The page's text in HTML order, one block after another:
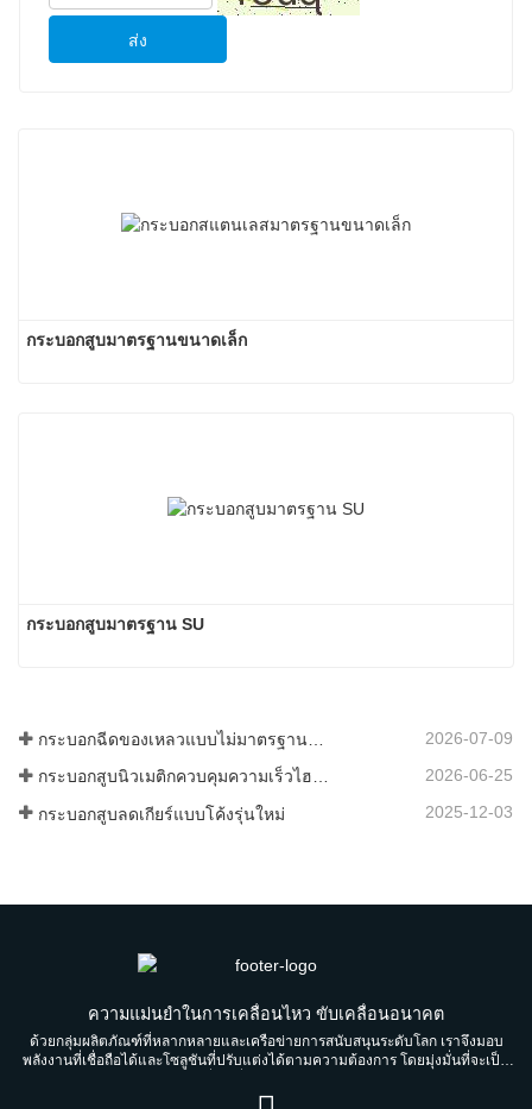
ส่ง
กระบอกสูบมาตรฐานขนาดเล็ก
กระบอกสูบมาตรฐาน SU
2026-07-09
กระบอกสูบนิวเมติกควบคุมความเร็วไฮดรอลิก: โซลูชันการเคลื่อนที่ไร้แรงกระแทกที่เสถียรสำหรับอุปกรณ์อัตโนมัติ 2026-06-25
กระบอกสูบลดเกียร์แบบโค้งรุ่นใหม่ 2025-12-03
ความแม่นยำในการเคลื่อนไหว ขับเคลื่อนอนาคต
ด้วยกลุ่มผลิตภัณฑ์ที่หลากหลายและเครือข่ายการสนับสนุนระดับโลก เราจึงมอบ
พลังงานที่เชื่อถือได้และโซลูชันที่ปรับแต่งได้ตามความต้องการ โดยมุ่งมั่นที่จะเป็น